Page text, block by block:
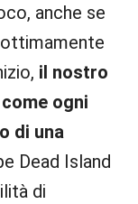
anche se
il nostro
ogni
di una
Dead Island
di